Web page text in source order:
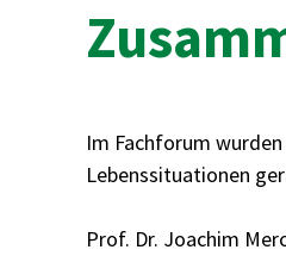
Im Fachforum
Lebenssituationen
Prof. Dr. Joachim